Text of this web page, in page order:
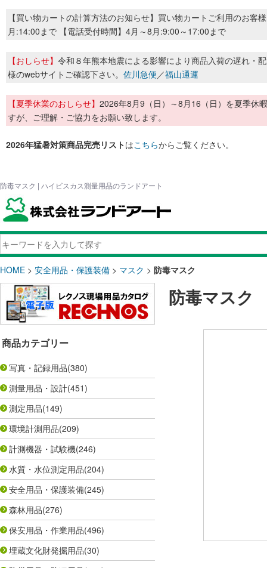
【買い物カートの計算方法のお知らせ】買い物カートご利用のお客
月:14:00まで 【電話受付時間】4月～8月:9:00～17:00まで
【おしらせ】 令和８年熊本地震による影響により商品入荷の遅れ・
様のwebサイトご確認下さい。 佐川急便／福山通運
【夏季休業のおしらせ】 2026年8月9（日）～8月16（日）を夏季休
すが、ご理解・ご協力をお願い致します。
2026年猛暑対策商品完売リストはこちらからご覧ください。
防毒マスク | ハイビスカス測量用品のランドアート
HOME > 安全用品・保護装備 > マスク > 防毒マスク
商品カテゴリー
写真・記録用品(380)
測量用品・設計(451)
測定用品(149)
環境計測用品(209)
計測機器・試験機(246)
水質・水位測定用品(204)
安全用品・保護装備(245)
森林用品(276)
保安用品・作業用品(496)
埋蔵文化財発掘用品(30)
防毒マスク